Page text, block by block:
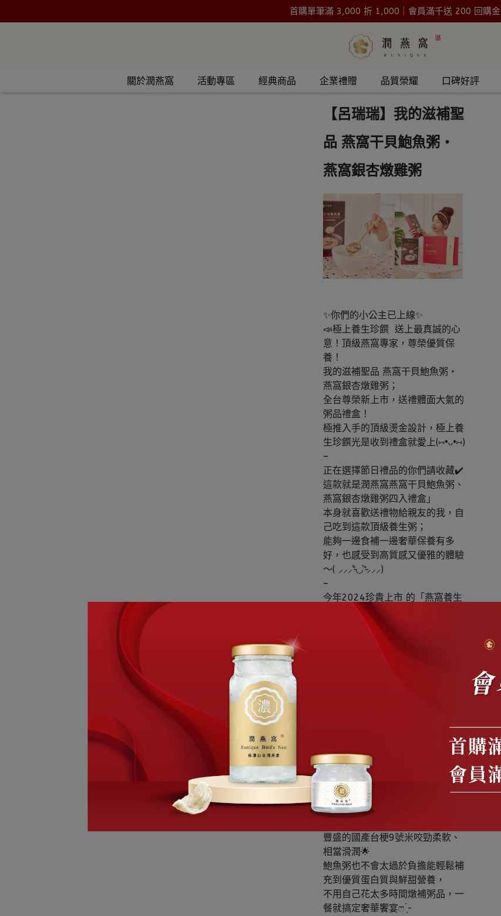
首購單筆滿 3,000 折 1,000｜會員滿千送 200 回購金
關於潤燕窩 活動專區 經典商品 企業禮贈 品質榮耀 口碑好評
【呂瑞瑞】我的滋補聖
品 燕窩干貝鮑魚粥・
燕窩銀杏燉雞粥
✨你們的小公主已上線✨
📣極上養生珍饌  送上最真誠的心
意！頂級燕窩專家，尊榮優質保
養！
我的滋補聖品 燕窩干貝鮑魚粥・
燕窩銀杏燉雞粥；
全台尊榮新上市，送禮體面大氣的
粥品禮盒！
極推入手的頂級燙金設計，極上養
生珍饌光是收到禮盒就愛上(⑅•ᴗ•⑅)
–
正在選擇節日禮品的你們請收藏✔️
這款就是潤燕窩燕窩干貝鮑魚粥、
燕窩銀杏燉雞粥四入禮盒」
本身就喜歡送禮物給親友的我，自
己吃到這款頂級養生粥；
能夠一邊食補一邊奢華保養有多
好，也感受到高質感又優雅的體驗
～( ⸝⸝⸝⁼̴́◡︎⁼̴̀⸝⸝⸝)
–
今年2024珍貴上市 的「燕窩養生
粥品 」太好送禮！
感覺收到會跟我一樣有幸福感，
奢華的干貝鮑魚粥再加上營養的銀
杏燉雞粥，推薦兩個口味都享用，
以往都是單喝燕窩當作補品，連午
餐、晚餐也能吃到珍貴的燕窩粥，
而且有兩種口味任選；燕窩干貝鮑
魚粥，
添加了頂級的元寶鮑魚、日本乾干
豐盛的國產台梗9號米咬勁柔軟、
相當滑潤🌟
鮑魚粥也不會太過於負擔能輕鬆補
充到優質蛋白質與鮮甜營養，
不用自己花太多時間燉補粥品，一
餐就搞定奢華饗宴ෆ ̖́-